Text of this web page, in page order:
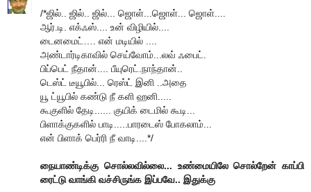
/*ஜில்.. ஜில்.. ஜில்... ஜொள்...ஜொள்... ஜொள்....
ஆர்.டி. எக்ஃஸ்.... உன் விழியில்....
டைனமைட்…. என் மடியில் ....
அண்டார்டிகாவில் செய்வோம்...லவ் ஃபைட்.
பிப்பெட் நீதான்.... பீயுரெட்.நாந்தான்..
டெஸ்ட் டீயூபில்... ரெஸ்ட் இனி ..அதை
யூ ட்யூபில் கண்டு நீ களி ஹனி.....
கூகுளில் தேடி...... குயிக் டைமில் கூடி...
பிளாக்குகளில் பாடி.....பாரடைஸ் போகலாம்...
என் பிளாக் பெர்ரி நீ வாடி....*/
நையாண்டிக்கு சொல்லவில்லை... உண்மையிலே சொல்றேன் காப்பி
ரைட்டு வாங்கி வச்சிருங்க இப்பவே.. இதுக்கு